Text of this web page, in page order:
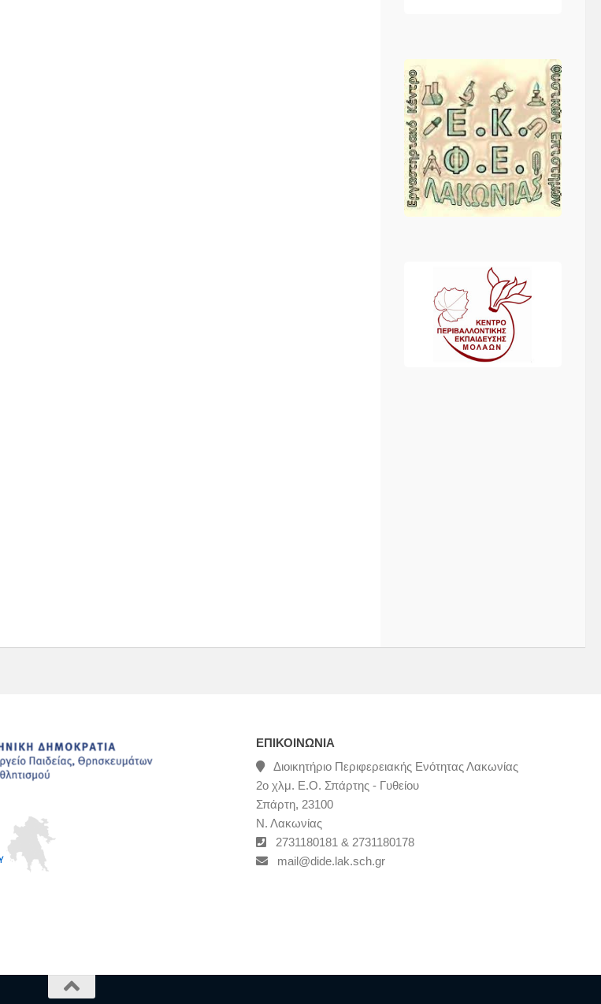
ΕΠΙΚΟΙΝΩΝΊΑ
Διοικητήριο Περιφερειακής Ενότητας Λακωνίας
2ο χλμ. Ε.Ο. Σπάρτης - Γυθείου
Σπάρτη, 23100
Ν. Λακωνίας
2731180181 & 2731180178
mail@dide.lak.sch.gr